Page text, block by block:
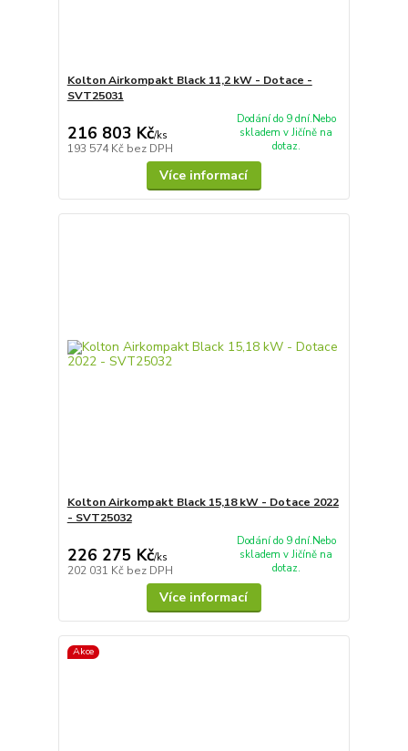
Kolton Airkompakt Black 11,2 kW - Dotace -
SVT25031
216 803 Kč/ks
193 574 Kč bez DPH
Dodání do 9 dní.Nebo
skladem v Jičíně na
dotaz.
Více informací
Kolton Airkompakt Black 15,18 kW - Dotace 2022
- SVT25032
226 275 Kč/ks
202 031 Kč bez DPH
Dodání do 9 dní.Nebo
skladem v Jičíně na
dotaz.
Více informací
Akce